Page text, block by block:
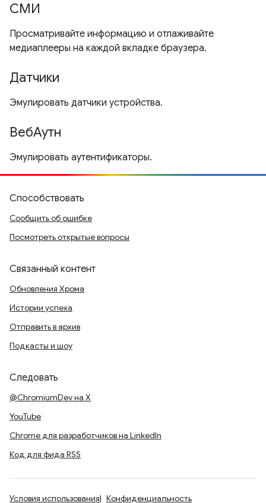
СМИ
Просматривайте информацию и отлаживайте
медиаплееры на каждой вкладке браузера.
Датчики
Эмулировать датчики устройства.
ВебАутн
Эмулировать аутентификаторы.
Способствовать
Сообщить об ошибке
Посмотреть открытые вопросы
Связанный контент
Обновления Хрома
Истории успеха
Отправить в архив
Подкасты и шоу
Следовать
@ChromiumDev на X
YouTube
Chrome для разработчиков на LinkedIn
Код для фида RSS
Условия использования Конфиденциальность